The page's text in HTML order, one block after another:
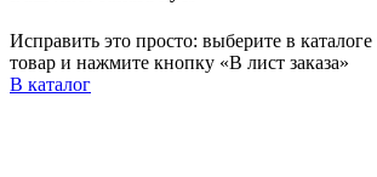
Исправить это просто: выберите в
товар и нажмите кнопку «В лист заказа»
В каталог